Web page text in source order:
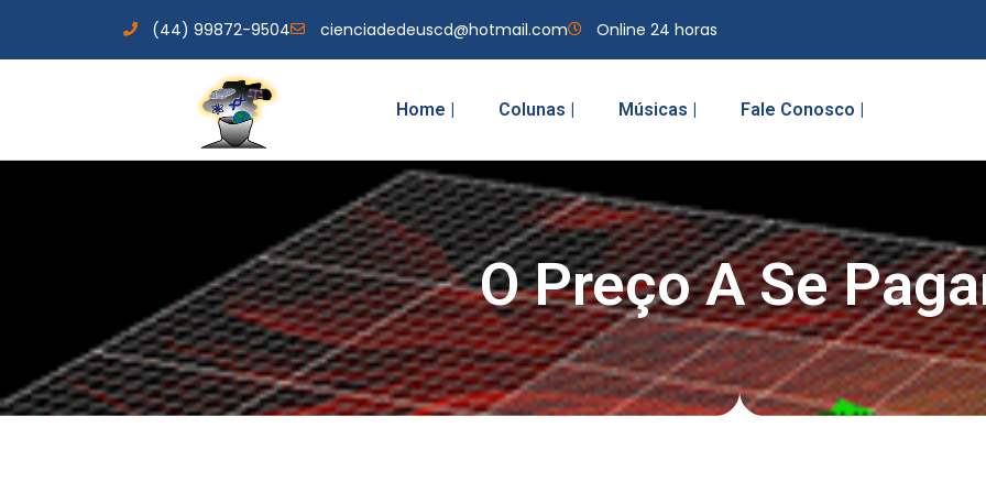
(44) 99872-9504 cienciadedeuscd@hotmail.com Online 24 horas
Home | Colunas | Músicas | Fale Conosco |
O Preço A Se